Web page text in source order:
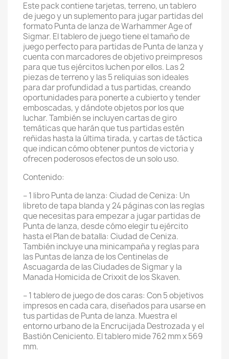
Este pack contiene tarjetas, terreno, un tablero
de juego y un suplemento para jugar partidas del
formato Punta de lanza de Warhammer Age of
Sigmar. El tablero de juego tiene el tamaño de
juego perfecto para partidas de Punta de lanza y
cuenta con marcadores de objetivo preimpresos
para que tus ejércitos luchen por ellos. Las 2
piezas de terreno y las 5 reliquias son ideales
para dar profundidad a tus partidas, creando
oportunidades para ponerte a cubierto y tender
emboscadas, y dándote objetos por los que
luchar. También se incluyen cartas de giro
temáticas que harán que tus partidas estén
reñidas hasta la última tirada, y cartas de táctica
que indican cómo obtener puntos de victoria y
ofrecen poderosos efectos de un solo uso.
Contenido:
– 1 libro Punta de lanza: Ciudad de Ceniza: Un
libreto de tapa blanda y 24 páginas con las reglas
que necesitas para empezar a jugar partidas de
Punta de lanza, desde cómo elegir tu ejército
hasta el Plan de batalla: Ciudad de Ceniza.
También incluye una minicampaña y reglas para
las Puntas de lanza de los Centinelas de
Ascuagarda de las Ciudades de Sigmar y la
Manada Homicida de Crixxit de los Skaven.
– 1 tablero de juego de dos caras: Con 5 objetivos
impresos en cada cara, diseñados para usarse en
tus partidas de Punta de lanza. Muestra el
entorno urbano de la Encrucijada Destrozada y el
Bastión Ceniciento. El tablero mide 762 mm x 569
mm.